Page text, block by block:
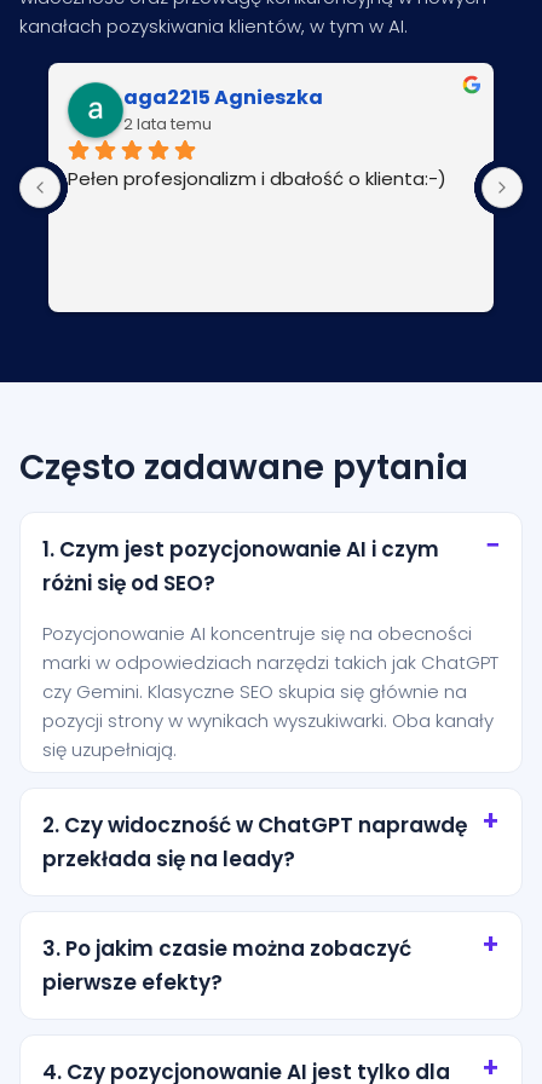
kanałach pozyskiwania klientów, w tym w AI.
aga2215 Agnieszka
2 lata temu
Pełen profesjonalizm i dbałość o klienta:-)
Często zadawane pytania
1. Czym jest pozycjonowanie AI i czym
różni się od SEO?
Pozycjonowanie AI koncentruje się na obecności
marki w odpowiedziach narzędzi takich jak ChatGPT
czy Gemini. Klasyczne SEO skupia się głównie na
pozycji strony w wynikach wyszukiwarki. Oba kanały
się uzupełniają.
2. Czy widoczność w ChatGPT naprawdę
przekłada się na leady?
Tak, szczególnie przy zapytaniach o wysokiej
intencji. Użytkownik często pyta AI o rekomendację
konkretnej usługi i jest bliżej decyzji niż osoba, która
dopiero przegląda ogólne wyniki wyszukiwania.
3. Po jakim czasie można zobaczyć
pierwsze efekty?
Pierwsze efekty zwykle pojawiają się po kilku
tygodniach od wdrożenia podstaw. Trwalsze
4. Czy pozycjonowanie AI jest tylko dla